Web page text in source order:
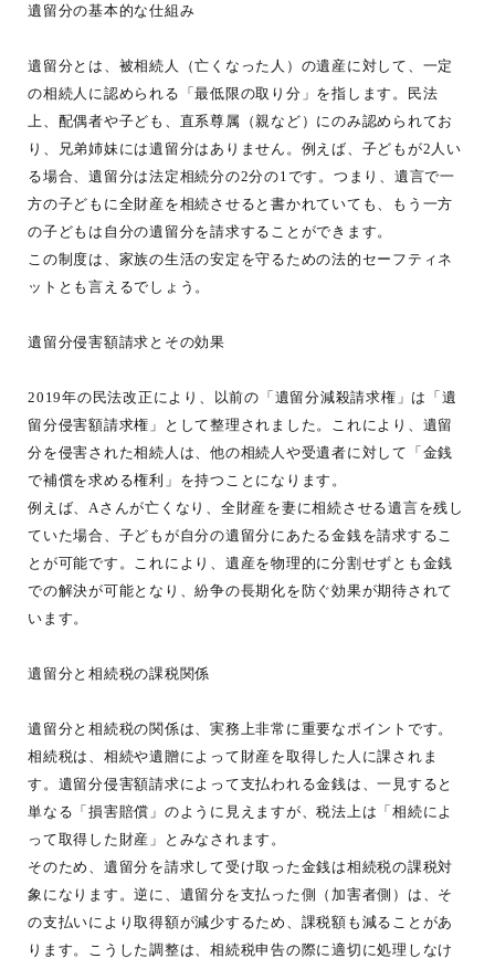
遺留分の基本的な仕組み
遺留分とは、被相続人（亡くなった人）の遺産に対して、一定
の相続人に認められる「最低限の取り分」を指します。民法
上、配偶者や子ども、直系尊属（親など）にのみ認められてお
り、兄弟姉妹には遺留分はありません。例えば、子どもが2人い
る場合、遺留分は法定相続分の2分の1です。つまり、遺言で一
方の子どもに全財産を相続させると書かれていても、もう一方
の子どもは自分の遺留分を請求することができます。
この制度は、家族の生活の安定を守るための法的セーフティネ
ットとも言えるでしょう。
遺留分侵害額請求とその効果
2019年の民法改正により、以前の「遺留分減殺請求権」は「遺
留分侵害額請求権」として整理されました。これにより、遺留
分を侵害された相続人は、他の相続人や受遺者に対して「金銭
で補償を求める権利」を持つことになります。
例えば、Aさんが亡くなり、全財産を妻に相続させる遺言を残し
ていた場合、子どもが自分の遺留分にあたる金銭を請求するこ
とが可能です。これにより、遺産を物理的に分割せずとも金銭
での解決が可能となり、紛争の長期化を防ぐ効果が期待されて
います。
遺留分と相続税の課税関係
遺留分と相続税の関係は、実務上非常に重要なポイントです。
相続税は、相続や遺贈によって財産を取得した人に課されま
す。遺留分侵害額請求によって支払われる金銭は、一見すると
単なる「損害賠償」のように見えますが、税法上は「相続によ
って取得した財産」とみなされます。
そのため、遺留分を請求して受け取った金銭は相続税の課税対
象になります。逆に、遺留分を支払った側（加害者側）は、そ
の支払いにより取得額が減少するため、課税額も減ることがあ
ります。こうした調整は、相続税申告の際に適切に処理しなけ